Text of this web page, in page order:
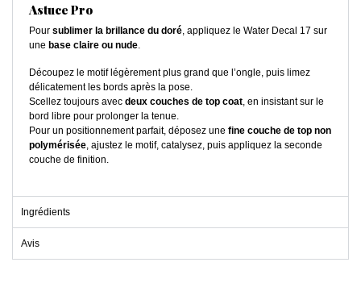
Astuce Pro
Pour sublimer la brillance du doré, appliquez le Water Decal 17 sur
une base claire ou nude.
Découpez le motif légèrement plus grand que l’ongle, puis limez
délicatement les bords après la pose.
Scellez toujours avec deux couches de top coat, en insistant sur le
bord libre pour prolonger la tenue.
Pour un positionnement parfait, déposez une fine couche de top non
polymérisée, ajustez le motif, catalysez, puis appliquez la seconde
couche de finition.
Ingrédients
Avis